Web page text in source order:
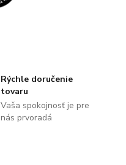
Rýchle doručenie
tovaru
Vaša spokojnosť je pre
nás prvoradá